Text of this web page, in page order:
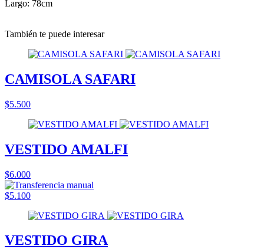
Largo: 78cm
También te puede interesar
CAMISOLA SAFARI
$5.500
VESTIDO AMALFI
$6.000
$5.100
VESTIDO GIRA